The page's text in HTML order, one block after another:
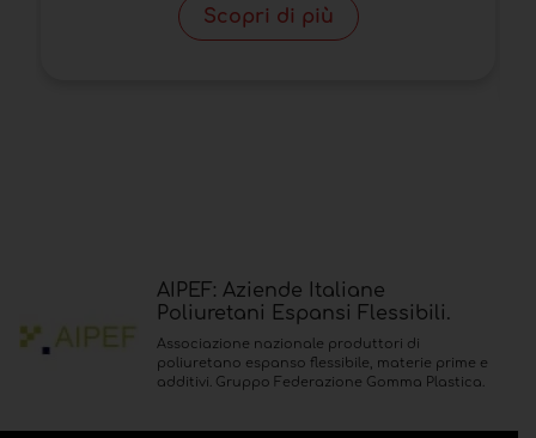
Scopri di più
AIPEF: Aziende Italiane
Poliuretani Espansi Flessibili.
Associazione nazionale produttori di
poliuretano espanso flessibile, materie prime e
additivi. Gruppo Federazione Gomma Plastica.